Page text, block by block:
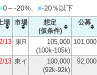
0～-20%、 ■-20％以下
場 市場
想定
(仮条件)
公募
13 東R
105,000
(100k-105k)
101,000
13 東イ
100,000
(92k-92k)
92,000